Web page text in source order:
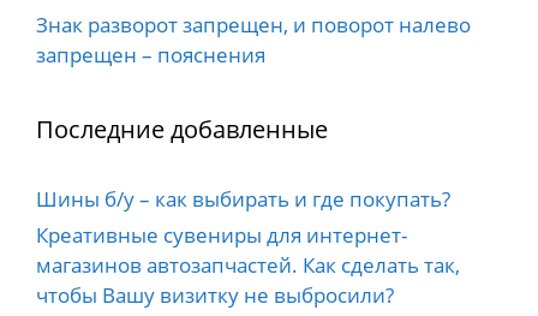
Знак разворот запрещен, и поворот налево
запрещен – пояснения
Последние добавленные
Шины б/у – как выбирать и где покупать?
Креативные сувениры для интернет-
магазинов автозапчастей. Как сделать так,
чтобы Вашу визитку не выбросили?